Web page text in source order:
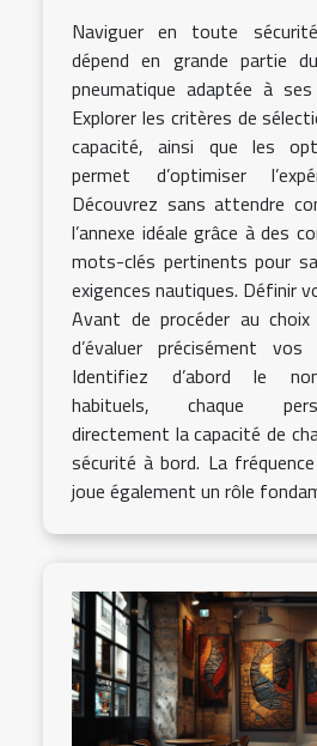
Naviguer en toute
dépend en grande partie
pneumatique adaptée à
Explorer les critères de
capacité, ainsi que les
permet d’optimiser
Découvrez sans attendre
l’annexe idéale grâce à des
mots-clés pertinents pour
exigences nautiques. Définir
Avant de procéder au
d’évaluer précisément vos
Identifiez d’abord le
habituels, chaque
directement la capacité de
sécurité à bord. La
joue également un rôle